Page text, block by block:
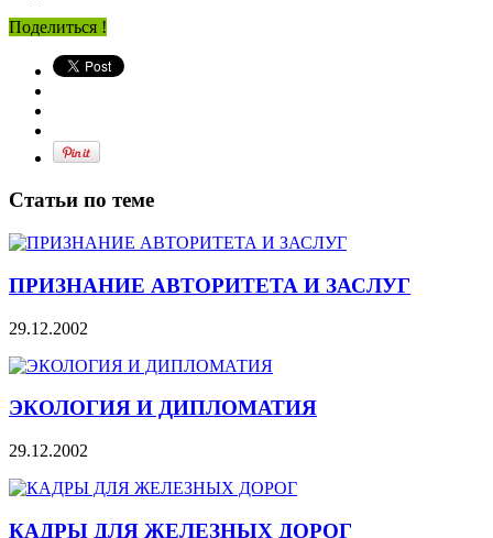
Поделиться !
Статьи по теме
ПРИЗНАНИЕ АВТОРИТЕТА И ЗАСЛУГ
29.12.2002
ЭКОЛОГИЯ И ДИПЛОМАТИЯ
29.12.2002
КАДРЫ ДЛЯ ЖЕЛЕЗНЫХ ДОРОГ